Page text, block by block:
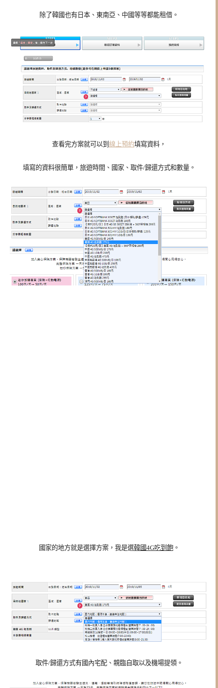
除了韓國也有日本、東南亞、中國等等都能租借。
查看完方案就可以到 線上預約填寫資料，
填寫的資料很簡單，旅遊時間、國家、取件/歸還方式和數量。
國家的地方就是選擇方案，我是選韓國4G吃到飽。
取件/歸還方式有國內宅配、親臨自取以及機場提領。